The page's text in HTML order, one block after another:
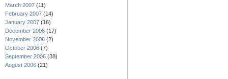
March 2007 (11)
February 2007 (14)
January 2007 (16)
December 2006 (17)
November 2006 (2)
October 2006 (7)
September 2006 (38)
August 2006 (21)